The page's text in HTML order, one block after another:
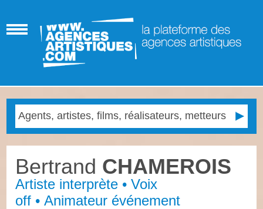
Bertrand CHAMEROIS
Artiste interprète • Voix
off • Animateur événement